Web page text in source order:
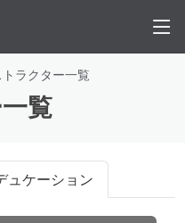
ラクター一覧
覧
ュケーション